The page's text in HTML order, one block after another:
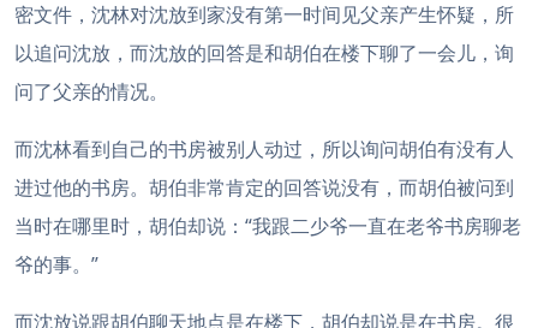
密文件，沈林对沈放到家没有第一时间见父亲产生怀疑，所
以追问沈放，而沈放的回答是和胡伯在楼下聊了一会儿，询
问了父亲的情况。
而沈林看到自己的书房被别人动过，所以询问胡伯有没有人
进过他的书房。胡伯非常肯定的回答说没有，而胡伯被问到
当时在哪里时，胡伯却说：“我跟二少爷一直在老爷书房聊老
爷的事。”
而沈放说跟胡伯聊天地点是在楼下，胡伯却说是在书房。很